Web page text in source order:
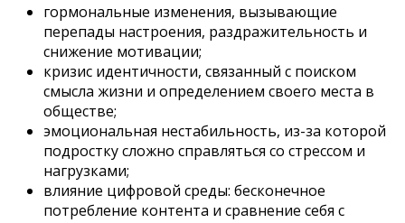
гормональные изменения, вызывающие
перепады настроения, раздражительность и
снижение мотивации;
кризис идентичности, связанный с поиском
смысла жизни и определением своего места в
обществе;
эмоциональная нестабильность, из-за которой
подростку сложно справляться со стрессом и
нагрузками;
влияние цифровой среды: бесконечное
потребление контента и сравнение себя с